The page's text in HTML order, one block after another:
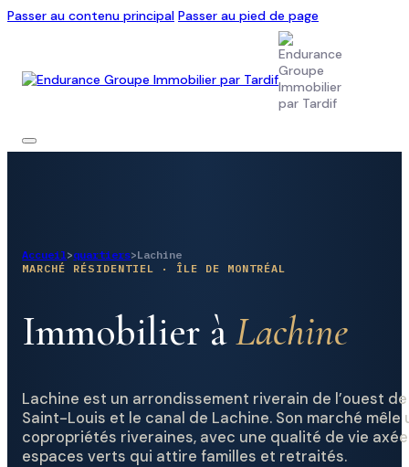
Passer au contenu principal Passer au pied de page
Accueil >quartiers>Lachine
MARCHÉ RÉSIDENTIEL · ÎLE DE MONTRÉAL
Immobilier àLachine
Lachine est un arrondissement riverain de l’ouest
Saint-Louis et le canal de Lachine. Son marché mêle
copropriétés riveraines, avec une qualité de vie axée
espaces verts qui attire familles et retraités.